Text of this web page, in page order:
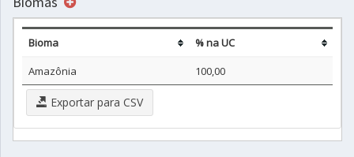
Bioma
% na UC
Amazônia
100,00
Exportar para CSV